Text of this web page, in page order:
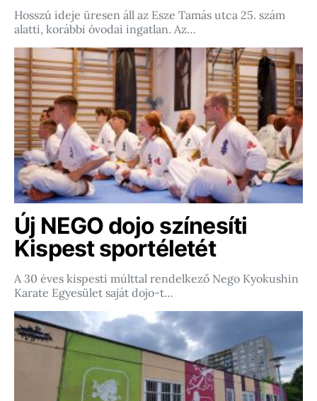
Hosszú ideje üresen áll az Esze Tamás utca 25. szám
alatti, korábbi óvodai ingatlan. Az…
Új NEGO dojo színesíti
Kispest sportéletét
A 30 éves kispesti múlttal rendelkező Nego Kyokushin
Karate Egyesület saját dojo-t…